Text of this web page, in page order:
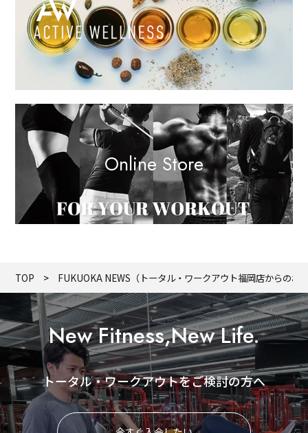
Online Store
TOP FUKUOKA NEWS（トータル・ワークアウト福岡店からのお
New Fitness,New Life.
トータル・ワークアウトをご検討の方へ